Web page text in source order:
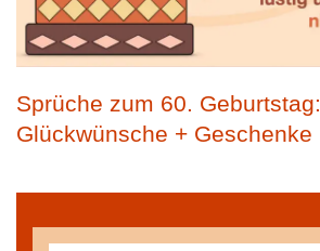
Sprüche zum 60. Geburtstag:
Glückwünsche + Geschenke